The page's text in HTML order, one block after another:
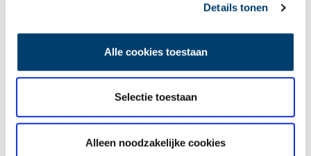
Details tonen
Alle cookies toestaan
Selectie toestaan
Alleen noodzakelijke cookies
Het graf van Pieter Teyler van der Hulst in de De Grote of St. Bavo kerk te
Haarlem. Foto’s: Judith van Amelsvoort, 2024.
Geld maakt niet gelukkig
Helena Wynands Verschaave overlijdt, na een kinderloos huwelijk,
aan haar man. Na de dood van Helena leidt Pieter een